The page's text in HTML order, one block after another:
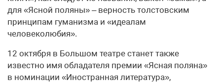
для «Ясной поляны» – верность толстовским
принципам гуманизма и «идеалам
человеколюбия».
12 октября в Большом театре станет также
известно имя обладателя премии «Ясная поляна»
в номинации «Иностранная литература»,